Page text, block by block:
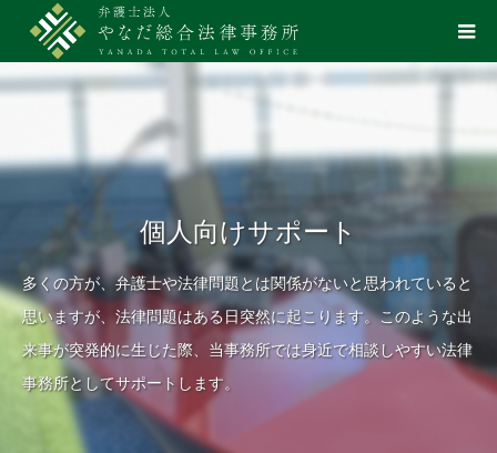
個人向けサポート
多くの方が、弁護士や法律問題とは関係がないと思われていると
思いますが、法律問題はある日突然に起こります。このような出
来事が突発的に生じた際、当事務所では身近で相談しやすい法律
事務所としてサポートします。